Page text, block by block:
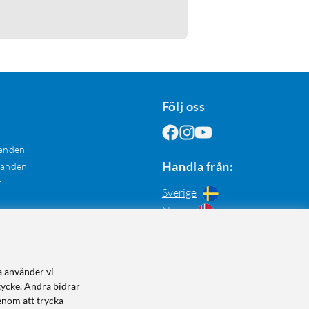
Följ oss
Handla från:
Sverige
Norge
använder vi
Andra bidrar
att trycka